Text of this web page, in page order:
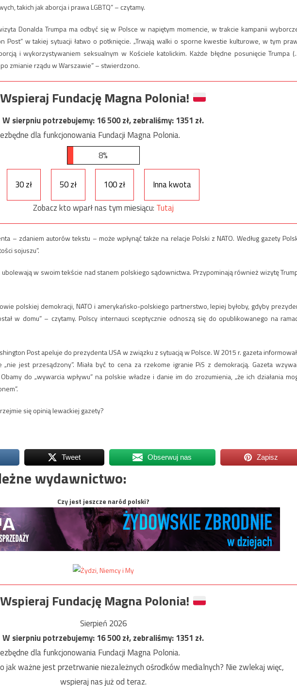
takich jak aborcja i prawa LGBTQ” – czytamy.
Donalda Trumpa ma odbyć się w Polsce w napiętym momencie, w trakcie kampanii
Post” w takiej sytuacji łatwo o potknięcie. „Trwają walki o sporne kwestie kulturowe, w tym
i wykorzystywaniem seksualnym w Kościele katolickim. Każde błędne posunięcie Trumpa
zmianie rządu w Warszawie” – stwierdzono.
Wspieraj Fundację Magna Polonia!
W sierpniu potrzebujemy:16 500zł, zebraliśmy:1351 zł.
dla funkcjonowania Fundacji Magna Polonia.
8%
30 zł 50 zł 100 zł
Inna kwota
Zobacz kto wparł nas tym miesiącu: Tutaj
– zdaniem autorów tekstu – może wpłynąć także na relacje Polski z NATO. Według gazety
sojuszu”.
w swoim tekście nad stanem polskiego sądownictwa. Przypominają również wizytę
polskiej demokracji, NATO i amerykańsko-polskiego partnerstwo, lepiej byłoby, gdyby
w domu” – czytamy. Polscy internauci sceptycznie odnoszą się do opublikowanego na
Post apeluje do prezydenta USA w związku z sytuacją w Polsce. W 2015 r. gazeta
jest przesądzony”. Miała być to cena za rzekome igranie PiS z demokracją. Gazeta
do „wywarcia wpływu” na polskie władze i danie im do zrozumienia, „że ich działania
się opinią lewackiej gazety?
Tweet Obserwuj nas Zapisz
wydawnictwo:
Czy jest jeszcze naród polski?
Wspieraj Fundację Magna Polonia!
Sierpień 2026
W sierpniu potrzebujemy:16 500zł, zebraliśmy:1351 zł.
dla funkcjonowania Fundacji Magna Polonia.
jak ważne jest przetrwanie niezależnych ośrodków medialnych? Nie zwlekaj więc,
wspieraj nas już od teraz.